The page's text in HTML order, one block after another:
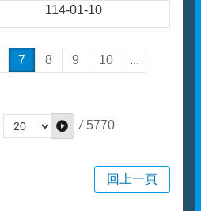
114-01-10
7 8 9 10
...
/ 5770
回上一頁